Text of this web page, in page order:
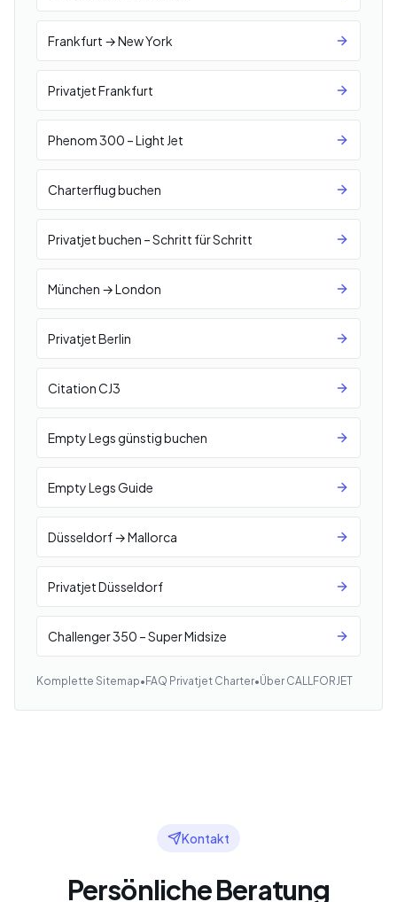
Frankfurt → New York
Privatjet Frankfurt
Phenom 300 – Light Jet
Charterflug buchen
Privatjet buchen – Schritt für Schritt
München → London
Privatjet Berlin
Citation CJ3
Empty Legs günstig buchen
Empty Legs Guide
Düsseldorf → Mallorca
Privatjet Düsseldorf
Challenger 350 – Super Midsize
Komplette Sitemap• FAQ Privatjet Charter•Über CALLFORJET
Kontakt
Persönliche Beratung